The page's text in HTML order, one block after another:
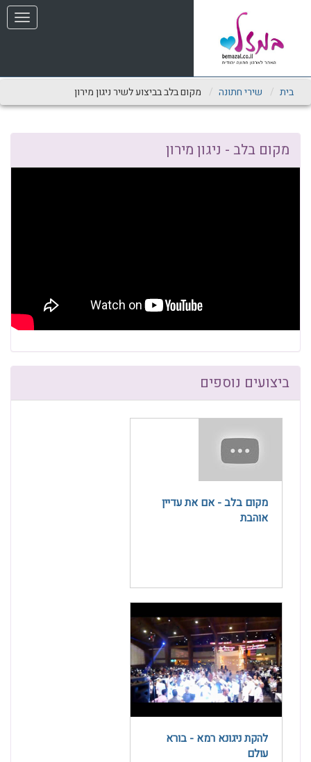
מַעֲרֶכֶת
בִּקְלִיק
לִנְגִישׁוּת
הָאֲתָר.
תפריט
בית שירי חתונה מקום בלב בביצוע לשיר ניגון מירון
מקום בלב - ניגון מירון
ביצועים נוספים
מקום בלב - אם את עדיין
אוהבת
להקת ניגונא רמא - בורא
עולם